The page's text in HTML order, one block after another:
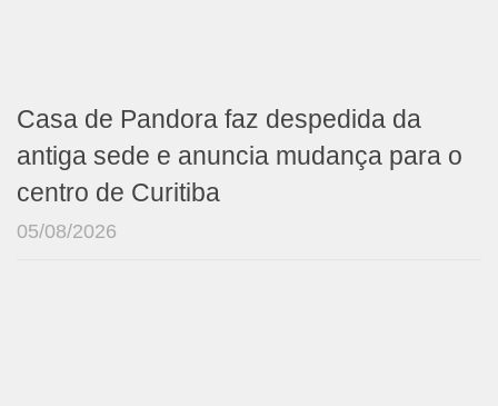
Casa de Pandora faz despedida da
antiga sede e anuncia mudança para o
centro de Curitiba
05/08/2026